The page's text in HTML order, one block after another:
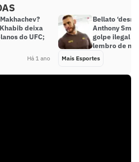
deixa
do UFC;
Há 1 ano
Bellato
Anthony
golpe ilegal
lembro de
Mais Esportes